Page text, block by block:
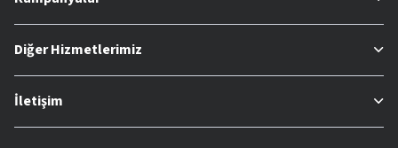
Diğer Hizmetlerimiz
İletişim